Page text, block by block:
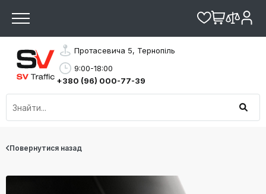
Протасевича 5, Тернопіль
9:00-18:00
+380 (96) 000-77-39
Повернутися назад